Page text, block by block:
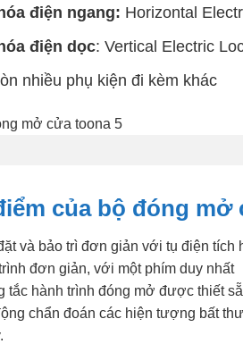
điện ngang: Horizontal
điện dọc: Vertical Electric
nhiều phụ kiện đi kèm khác
của bộ đóng mở
và bảo trì đơn giản với tụ điện tích
đơn giản, với một phím duy nhất
tắc hành trình đóng mở được thiết
chẩn đoán các hiện tượng bất